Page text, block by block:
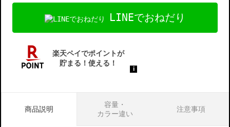
LINEでおねだり
商品説明
容量・
カラー違い
注意事項